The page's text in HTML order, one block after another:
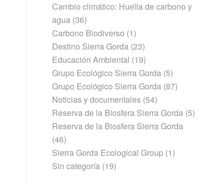
Cambio climático: Huella de carbono y
agua (36)
Carbono Biodiverso (1)
Destino Sierra Gorda (23)
Educación Ambiental (19)
Grupo Ecológico Sierra Gorda (5)
Grupo Ecológico Sierra Gorda (87)
Noticias y documentales (54)
Reserva de la Biosfera Sierra Gorda (5)
Reserva de la Biosfera Sierra Gorda
(46)
Sierra Gorda Ecological Group (1)
Sin categoría (19)